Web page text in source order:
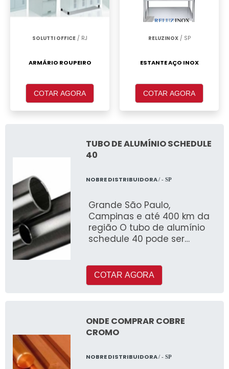
SOLUTTI OFFICE / RJ
ARMÁRIO ROUPEIRO
COTAR AGORA
RELUZINOX/ SP
ESTANTE AÇO INOX
COTAR AGORA
TUBO DE ALUMÍNIO SCHEDULE
40
NOBRE DISTRIBUIDORA/ - SP
Grande São Paulo,
Campinas e até 400 km da
região O tubo de alumínio
schedule 40 pode ser
COTAR AGORA
ONDE COMPRAR COBRE
CROMO
NOBRE DISTRIBUIDORA/ - SP